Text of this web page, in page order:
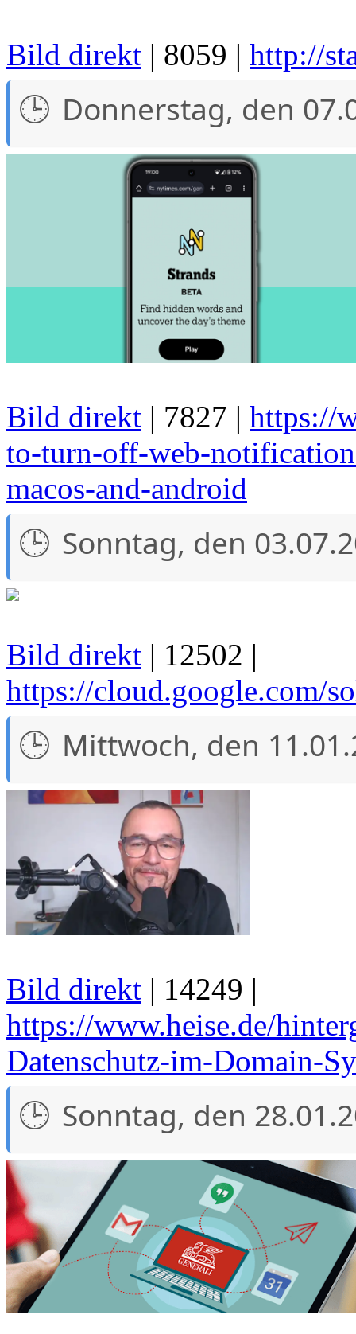
Bild direkt | 8059 | http://
Donnerstag, den
Bild direkt | 7827 | https://
to-turn-off-web-
macos-and-android
Sonntag, den
Bild direkt | 12502 |
https://cloud.google.com/
Mittwoch, den
Bild direkt | 14249 |
https://www.heise.de/
Datenschutz-im-Domain-
Sonntag, den